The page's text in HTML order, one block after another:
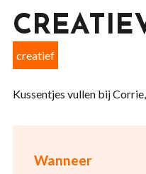
Wanneer
creatief
Kussentjes vullen bij